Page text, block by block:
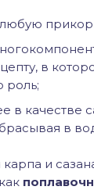
в
роль;
в качестве
в
и